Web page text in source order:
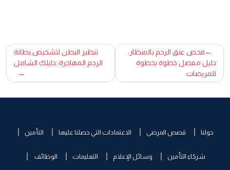
تصفّح
المقالات
فحص عنق الرحم بالمنظار:
دليل مفصل خطوة بخطوة
للمريضات
تنظير البطن لتشخيص بطانة
الرحم المهاجرة: دليلك الشامل
حولنا قصص المرضى الاعتمادات التي حصلنا عليها التأمين
شركاء التأمين وسائل الإعلام التعليمات الوظائف